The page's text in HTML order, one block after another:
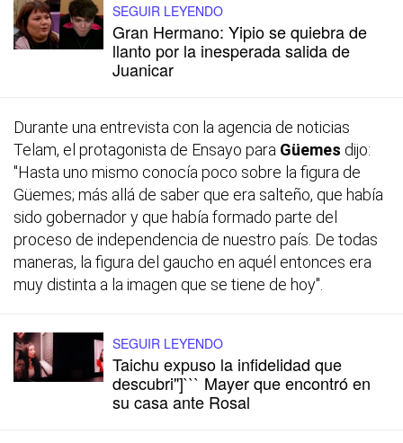
SEGUIR LEYENDO
Gran Hermano: Yipio se quiebra de
llanto por la inesperada salida de
Juanicar
Durante una entrevista con la agencia de noticias
Telam, el protagonista de Ensayo para Güemes dijo:
"Hasta uno mismo conocía poco sobre la figura de
Güemes; más allá de saber que era salteño, que había
sido gobernador y que había formado parte del
proceso de independencia de nuestro país. De todas
maneras, la figura del gaucho en aquél entonces era
muy distinta a la imagen que se tiene de hoy".
SEGUIR LEYENDO
Taichu expuso la infidelidad que
descubri"]``` Mayer que encontró en
su casa ante Rosal